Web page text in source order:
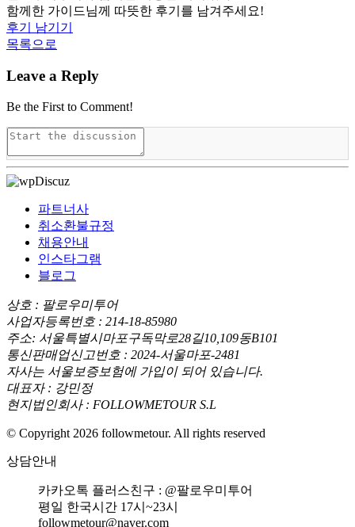
함께한 가이드님께 따뜻한 후기를 남겨주세요!
후기 남기기
목록으로
Leave a Reply
Be the First to Comment!
파트너사
취소환불규정
채용안내
인스타그램
블로그
상호 : 팔로우미투어
사업자등록번호 : 214-18-85980
주소: 서울특별시마포구독막로28길10,109동B101
통신판매업신고번호 : 2024-서울마포-2481
자사는 서울보증보험에 가입이 되어 있습니다.
대표자 : 강민정
현지법인회사 : FOLLOWMETOUR S.L
© Copyright 2026 followmetour. All rights reserved
상담안내
카카오톡 플러스친구 : @팔로우미투어
평일 한국시간 17시~23시
followmetour@naver.com